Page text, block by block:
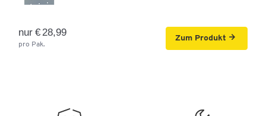
nur € 28,99
pro Pak.
Zum Produkt